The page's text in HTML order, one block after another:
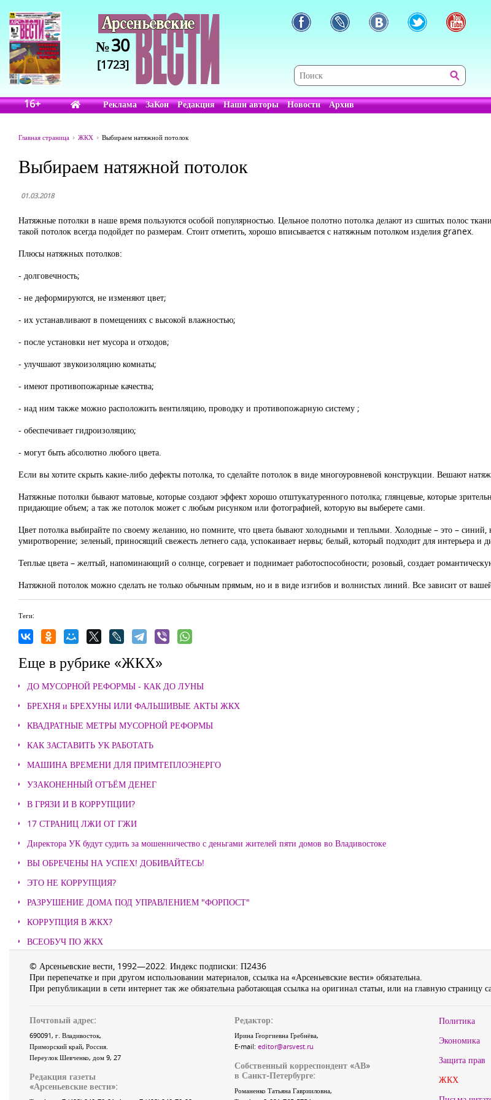
№30
[1723]
16+ Реклама ЗаКон Редакция Наши авторы Новости Архив
Главная страница ЖКХ Выбираем натяжной потолок
Выбираем натяжной потолок
01.03.2018
Натяжные потолки в наше время пользуются особой популярностью. Цельное полотно потолка делают из сшитых полос
такой потолок всегда подойдет по размерам. Стоит отметить, хорошо вписывается с натяжным потолком изделия granex.
Плюсы натяжных потолков:
- долговечность;
- не деформируются, не изменяют цвет;
- их устанавливают в помещениях с высокой влажностью;
- после установки нет мусора и отходов;
- улучшают звукоизоляцию комнаты;
- имеют противопожарные качества;
- над ним также можно расположить вентиляцию, проводку и противопожарную систему ;
- обеспечивает гидроизоляцию;
- могут быть абсолютно любого цвета.
Если вы хотите скрыть какие-либо дефекты потолка, то сделайте потолок в виде многоуровневой конструкции. Вешают
Натяжные потолки бывают матовые, которые создают эффект хорошо отштукатуренного потолка; глянцевые, которые
придающие объем; а так же потолок может с любым рисунком или фотографией, которую вы выберете сами.
Цвет потолка выбирайте по своему желанию, но помните, что цвета бывают холодными и теплыми. Холодные – это –
умиротворение; зеленый, приносящий свежесть летнего сада, успокаивает нервы; белый, который подходит для интерьера и
Теплые цвета – желтый, напоминающий о солнце, согревает и поднимает работоспособности; розовый, создает
Натяжной потолок можно сделать не только обычным прямым, но и в виде изгибов и волнистых линий. Все зависит от
Теги:
Еще в рубрике «ЖКХ»
ДО МУСОРНОЙ РЕФОРМЫ - КАК ДО ЛУНЫ
БРЕХНЯ и БРЕХУНЫ ИЛИ ФАЛЬШИВЫЕ АКТЫ ЖКХ
КВАДРАТНЫЕ МЕТРЫ МУСОРНОЙ РЕФОРМЫ
КАК ЗАСТАВИТЬ УК РАБОТАТЬ
МАШИНА ВРЕМЕНИ ДЛЯ ПРИМТЕПЛОЭНЕРГО
УЗАКОНЕННЫЙ ОТЪЁМ ДЕНЕГ
В ГРЯЗИ И В КОРРУПЦИИ?
17 СТРАНИЦ ЛЖИ ОТ ГЖИ
Директора УК будут судить за мошенничество с деньгами жителей пяти домов во Владивостоке
ВЫ ОБРЕЧЕНЫ НА УСПЕХ! ДОБИВАЙТЕСЬ!
ЭТО НЕ КОРРУПЦИЯ?
РАЗРУШЕНИЕ ДОМА ПОД УПРАВЛЕНИЕМ "ФОРПОСТ"
КОРРУПЦИЯ В ЖКХ?
ВСЕОБУЧ ПО ЖКХ
© Арсеньевские вести, 1992—2022. Индекс подписки: П2436
При перепечатке и при другом использовании материалов, ссылка на «Арсеньевские вести» обязательна.
При републикации в сети интернет так же обязательна работающая ссылка на оригинал статьи, или на главную страницу
Почтовый адрес:
690091, г. Владивосток,
Приморский край, Россия.
Переулок Шевченко, дом 9, 27
Редакция газеты
«Арсеньевские вести»:
Редактор:
Ирина Георгиевна Гребнёва,
E-mail: editor@arsvest.ru
Собственный корреспондент «АВ»
в Санкт-Петербурге:
Романенко Татьяна Гаврииловна,
Политика
Экономика
Защита прав
ЖКХ